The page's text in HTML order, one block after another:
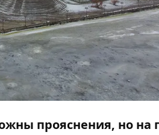
прояснения, но на